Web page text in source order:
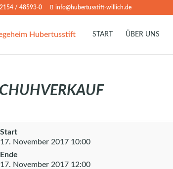
/ 48593-0 info@hubertusstift-willich.de
START ÜBER UNS
Start
17. November 2017 10:00
Ende
17. November 2017 12:00